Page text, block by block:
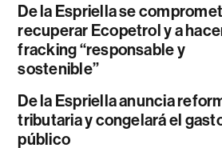
De la Espriella se
recuperar Ecopetrol y a
fracking “responsable y
sostenible”
De la Espriella anuncia
tributaria y congelará el
público